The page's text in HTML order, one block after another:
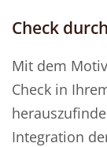
Check
Mit dem
Check in
Integration